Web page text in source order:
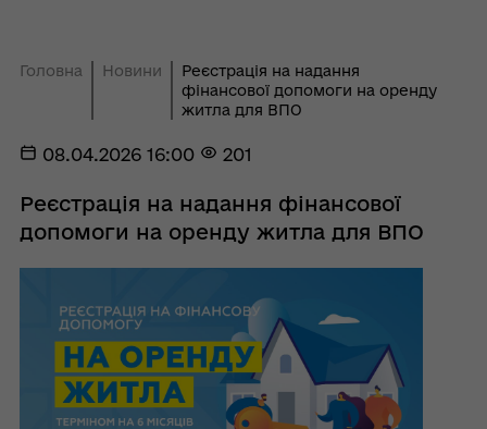
Головна Новини
Реєстрація на надання
фінансової допомоги на оренду
житла для ВПО
08.04.2026 16:00 201
Реєстрація на надання фінансової
допомоги на оренду житла для ВПО